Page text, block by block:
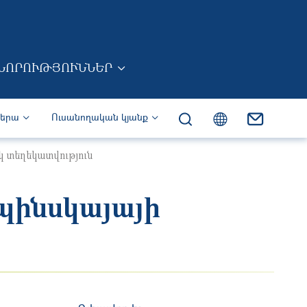
Ուսանողական կյանք
տեղեկատվություն